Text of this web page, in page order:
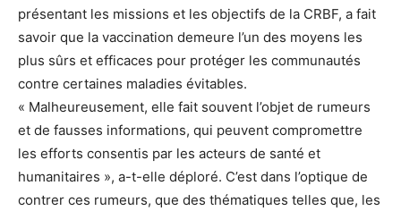
présentant les missions et les objectifs de la CRBF, a fait
savoir que la vaccination demeure l’un des moyens les
plus sûrs et efficaces pour protéger les communautés
contre certaines maladies évitables.
« Malheureusement, elle fait souvent l’objet de rumeurs
et de fausses informations, qui peuvent compromettre
les efforts consentis par les acteurs de santé et
humanitaires », a-t-elle déploré. C’est dans l’optique de
contrer ces rumeurs, que des thématiques telles que, les